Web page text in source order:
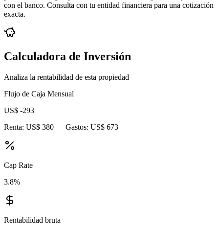
con el banco. Consulta con tu entidad financiera para una cotización
exacta.
Calculadora de Inversión
Analiza la rentabilidad de esta propiedad
Flujo de Caja Mensual
US$ -293
Renta: US$ 380 — Gastos: US$ 673
Cap Rate
3.8%
Rentabilidad bruta